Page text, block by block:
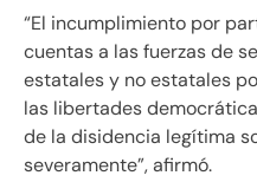
“El incumplimiento por
cuentas a las fuerzas de
estatales y no estatales
las libertades
de la disidencia legítima
severamente”, afirmó.